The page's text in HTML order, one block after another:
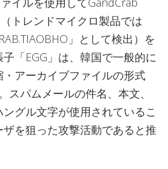
トレンドマイクロ製品では
」として検出）を
「EGG」は、韓国で一般的に
アーカイブファイルの形式
スパムメールの件名、本文、
グル文字が使用されているこ
を狙った攻撃活動であると推